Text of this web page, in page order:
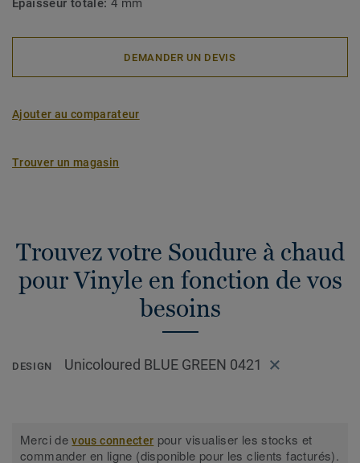
Epaisseur totale: 4 mm
DEMANDER UN DEVIS
Ajouter au comparateur
Trouver un magasin
Trouvez votre Soudure à chaud
pour Vinyle en fonction de vos
besoins
DESIGN Unicoloured BLUE GREEN 0421
Merci devous connecter pour visualiser les stocks et
commander en ligne (disponible pour les clients facturés).